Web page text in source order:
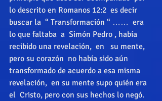
lo descrito en Romanos 12:2  es decir
buscar la  “ Transformación “ ……  era
lo que faltaba  a  Simón Pedro , había
recibido una revelación,  en   su mente,
pero su corazón  no había sido aún
transformado de acuerdo a esa misma
revelación,  en su mente supo quién era
el  Cristo, pero con sus hechos lo negó.